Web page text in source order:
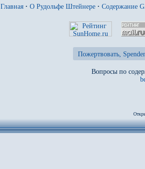
Главная · О Рудольфе Штейнере · Содержание
Пожертвовать,
Вопросы по